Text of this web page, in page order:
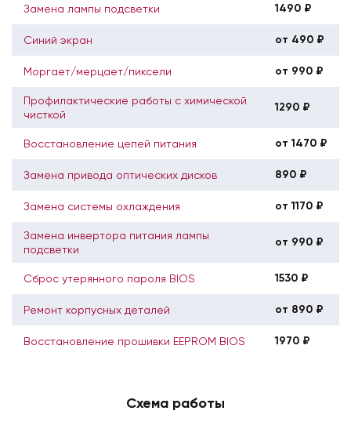
Замена лампы подсветки 1490 ₽
Синий экран от 490 ₽
Моргает/мерцает/пиксели от 990 ₽
Профилактические работы с химической
чисткой
1290 ₽
Восстановление цепей питания от 1470 ₽
Замена привода оптических дисков 890 ₽
Замена системы охлаждения от 1170 ₽
Замена инвертора питания лампы
подсветки
от 990 ₽
Сброс утерянного пароля BIOS 1530 ₽
Ремонт корпусных деталей от 890 ₽
Восстановление прошивки EEPROM BIOS 1970 ₽
Схема работы